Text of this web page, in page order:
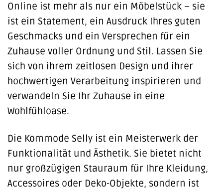
Online ist mehr als nur ein Möbelstück – sie
ist ein Statement, ein Ausdruck Ihres guten
Geschmacks und ein Versprechen für ein
Zuhause voller Ordnung und Stil. Lassen Sie
sich von ihrem zeitlosen Design und ihrer
hochwertigen Verarbeitung inspirieren und
verwandeln Sie Ihr Zuhause in eine
Wohlfühloase.
Die Kommode Selly ist ein Meisterwerk der
Funktionalität und Ästhetik. Sie bietet nicht
nur großzügigen Stauraum für Ihre Kleidung,
Accessoires oder Deko-Objekte, sondern ist